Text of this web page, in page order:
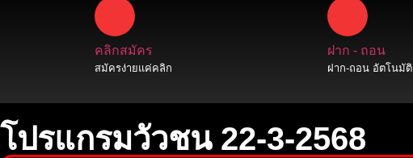
คลิกสมัคร
สมัครง่ายแค่คลิก
ฝาก - ถอน
ฝาก-ถอน อัตโนมัติ
โปรแกรมวัวชน 22-3-2568